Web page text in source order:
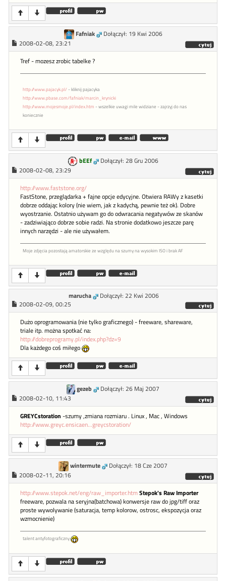
Fafniak
Dołączył: 19 Kwi 2006
2008-02-08, 23:21
Tref - mozesz zrobic tabelke ?
http://www.pajacyk.pl/ - kliknij pajacyka
http://www.pbase.com/fafniak/marcin_krynicki
http://www.mojesmoje.pl/index.htm - wszelkie uwagi mile widziane - zajrzyj do nas
koniecznie
bEEf
Dołączył: 28 Gru 2006
2008-02-08, 23:29
http://www.faststone.org/
FastStone, przeglądarka + fajne opcje edycyjne. Otwiera RAWy z kasetki
dobrze oddając kolory (nie wiem, jak z kadychą, pewnie też ok). Dobre
wyostrzanie. Ostatnio używam go do odwracania negatywów ze skanów
- zadziwiająco dobrze sobie radzi. Na stronie dodatkowo jeszcze parę
innych narzędzi - ale nie używałem.
Moje zdjęcia pozostają amatorskie ze względu na szumy na wysokim ISO i brak AF
marucha
Dołączył: 22 Kwi 2006
2008-02-09, 00:25
Dużo oprogramowania (nie tylko graficznego) - freeware, shareware,
triale itp. można spotkać na:
http://dobreprogramy.pl/index.php?dz=9
Dla każdego coś miłego
gezeb
Dołączył: 26 Maj 2007
2008-02-10, 11:43
GREYCstoration -szumy ,zmiana rozmiaru . Linux , Mac , Windows
http://www.greyc.ensicaen...greycstoration/
wintermute
Dołączył: 18 Cze 2007
2008-02-11, 20:16
http://www.stepok.net/eng/raw_importer.htmStepok's Raw Importer
freeware, pozwala na seryjna(batchowa) konwersje raw do jpg/tiff oraz
proste wywolywanie (saturacja, temp kolorow, ostrosc, ekspozycja oraz
wzmocnienie)
talent antyfotograficzny